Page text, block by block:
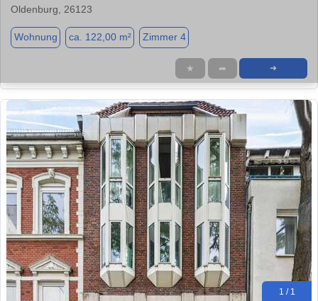
Oldenburg, 26123
Wohnung ca. 122,00 m² Zimmer 4
★ ➦ ➜
1 / 1